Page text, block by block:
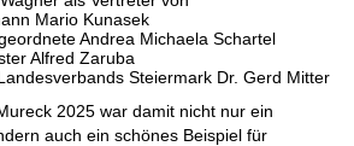
Mario Kunasek
Andrea Michaela Schartel
Alfred Zaruba
Steiermark Dr. Gerd Mitter
2025 war damit nicht nur ein
auch ein schönes Beispiel für